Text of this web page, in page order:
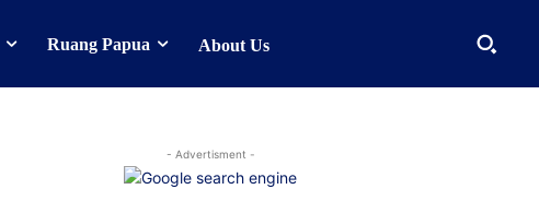
Ruang Papua About Us
- Advertisment -